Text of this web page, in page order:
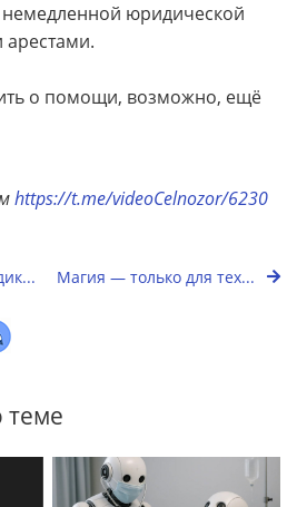
немедленной юридической
арестами.
о помощи, возможно, ещё
https://t.me/videoCelnozor/6230
Магия — только для тех...
теме